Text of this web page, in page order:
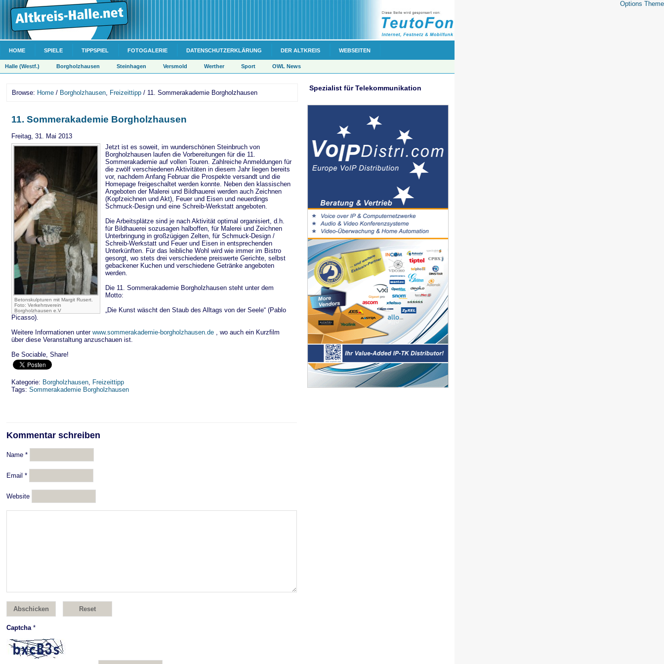
HOME SPIELE TIPPSPIEL FOTOGALERIE DATENSCHUTZERKLÄRUNG DER ALTKREIS WEBSEITEN
Halle (Westf.) Borgholzhausen Steinhagen Versmold Werther Sport OWL News
Browse: Home / Borgholzhausen, Freizeittipp / 11. Sommerakademie Borgholzhausen
11. Sommerakademie Borgholzhausen
Freitag, 31. Mai 2013
Betonskulpturen mit Margit Rusert.
Foto: Verkehrsverein
Borgholzhausen e.V
Jetzt ist es soweit, im wunderschönen Steinbruch von
Borgholzhausen laufen die Vorbereitungen für die 11.
Sommerakademie auf vollen Touren. Zahlreiche Anmeldungen für
die zwölf verschiedenen Aktivitäten in diesem Jahr liegen bereits
vor, nachdem Anfang Februar die Prospekte versandt und die
Homepage freigeschaltet werden konnte. Neben den klassischen
Angeboten der Malerei und Bildhauerei werden auch Zeichnen
(Kopfzeichnen und Akt), Feuer und Eisen und neuerdings
Schmuck-Design und eine Schreib-Werkstatt angeboten.
Die Arbeitsplätze sind je nach Aktivität optimal organisiert, d.h.
für Bildhauerei sozusagen halboffen, für Malerei und Zeichnen
Unterbringung in großzügigen Zelten, für Schmuck-Design /
Schreib-Werkstatt und Feuer und Eisen in entsprechenden
Unterkünften. Für das leibliche Wohl wird wie immer im Bistro
gesorgt, wo stets drei verschiedene preiswerte Gerichte, selbst
gebackener Kuchen und verschiedene Getränke angeboten
werden.
Die 11. Sommerakademie Borgholzhausen steht unter dem
Motto:
„Die Kunst wäscht den Staub des Alltags von der Seele“ (Pablo
Picasso).
Weitere Informationen unter www.sommerakademie-borgholzhausen.de , wo auch ein Kurzfilm
über diese Veranstaltung anzuschauen ist.
Be Sociable, Share!
Kategorie: Borgholzhausen, Freizeittipp
Tags: Sommerakademie Borgholzhausen
Kommentar schreiben
Name *
Email *
Website
Captcha *
Spezialist für Telekommunikation
Options Theme